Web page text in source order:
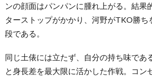
ンの顔面はパンパンに腫れ上がる。結果
ターストップがかかり、河野がTKO勝ち
段である。
同じ土俵には立たず、自分の持ち味であ
と身長差を最大限に活かした作戦。コン